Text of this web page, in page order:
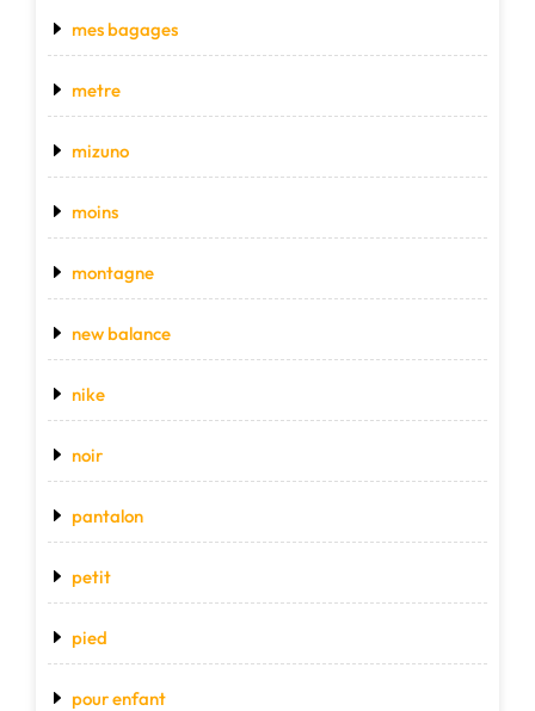
mes bagages
metre
mizuno
moins
montagne
new balance
nike
noir
pantalon
petit
pied
pour enfant